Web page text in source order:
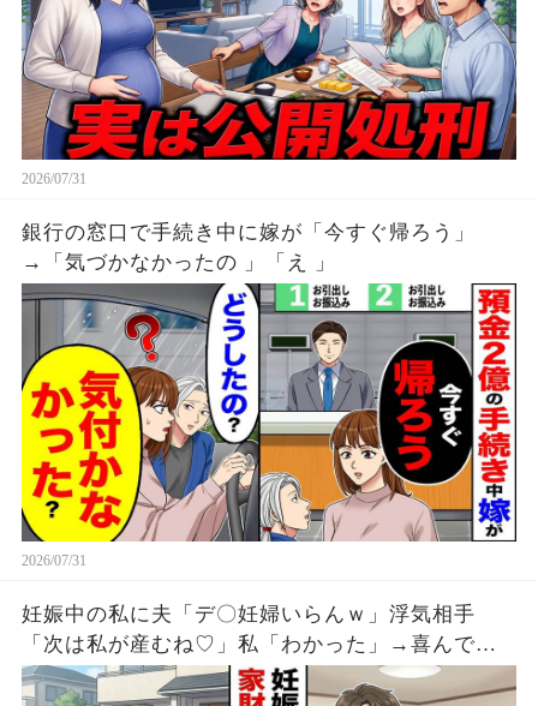
2026/07/31
銀行の窓口で手続き中に嫁が「今すぐ帰ろう」
→「気づかなかったの 」「え 」
2026/07/31
妊娠中の私に夫「デ〇妊婦いらんｗ」浮気相手
「次は私が産むね♡」私「わかった」→喜んで出て
った結果ｗ